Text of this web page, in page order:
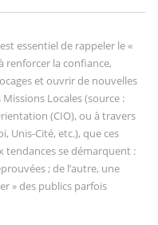
essentiel de rappeler le «
renforcer la confiance,
et ouvrir de nouvelles
Locales (source :
(CIO), ou à travers
Unis-Cité, etc.), que ces
tendances se démarquent :
; de l’autre, une
» des publics parfois